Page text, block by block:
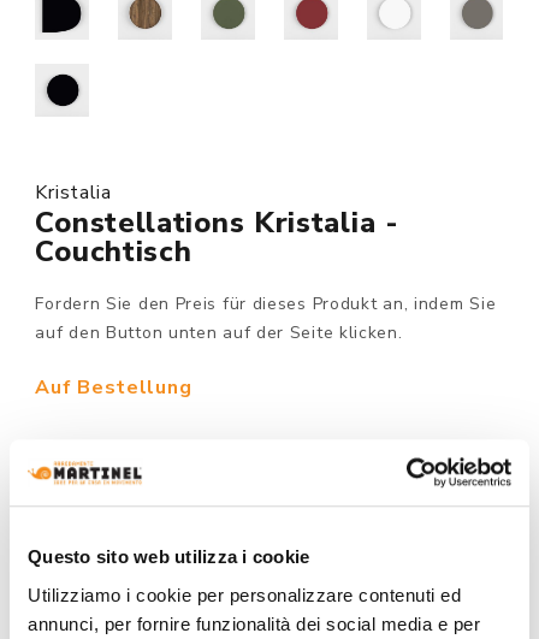
Questo sito web utilizza i cookie
Utilizziamo i cookie per personalizzare contenuti ed
annunci, per fornire funzionalità dei social media e per
Kristalia
Constellations Kristalia -
Couchtisch
Fordern Sie den Preis für dieses Produkt an, indem Sie
auf den Button unten auf der Seite klicken.
Auf Bestellung
MODELL: